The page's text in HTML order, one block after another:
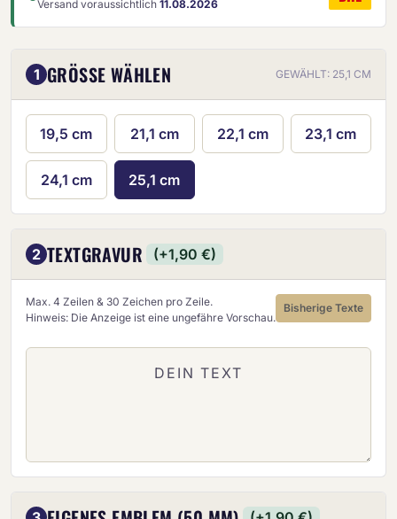
Versand voraussichtlich 11.08.2026
1 GRÖSSE WÄHLEN GEWÄHLT: 25,1 CM
19,5 cm 21,1 cm 22,1 cm 23,1 cm
24,1 cm 25,1 cm
2 TEXTGRAVUR (+1,90 €)
Max. 4 Zeilen & 30 Zeichen pro Zeile.
Hinweis: Die Anzeige ist eine ungefähre Vorschau.
Bisherige Texte